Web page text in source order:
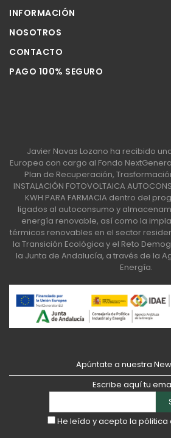
INFORMACIÓN
NOSOTROS
CONTACTO
PAGO 100% SEGURO
Javier Navas Lozano ha recibido
Europea con cargo al Fondo
Plan de Recuperación,
INSTALACIÓN FOTOVOLTAICA
KWH PARA FARMACIA dentro del
ligados al autoconsumo y
energía renovable, así como la
térmicos renovables en el sector
la Transición Ecológica y el Reto
la Junta de Andalucía, a través de la
Energía.
Apúntate a nuestra
Escribe aquí tu
He leído y acepto la pólitica